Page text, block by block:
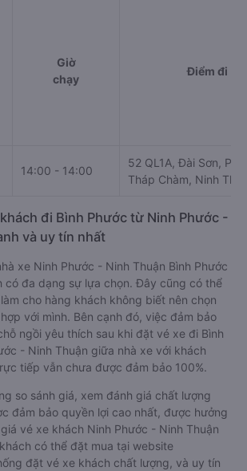
Giờ
chạy
Điểm đi
14:00 - 14:00
52 QL1A, Đài Sơn,
Tháp Chàm, Ninh
đi Bình Phước từ Ninh Phước -
và uy tín nhất
xe Ninh Phước - Ninh Thuận Bình Phước
có đa dạng sự lựa chọn. Đây cũng có thể
cho hàng khách không biết nên chọn
với mình. Bên cạnh đó, việc đảm bảo
ngồi yêu thích sau khi đặt vé xe đi Bình
- Ninh Thuận giữa nhà xe với khách
tiếp vẫn chưa được đảm bảo 100%.
so sánh giá, xem đánh giá chất lượng
đảm bảo quyền lợi cao nhất, được hưởng
vé xe khách Ninh Phước - Ninh Thuận
có thể đặt mua tại website
đặt vé xe khách chất lượng, và uy tín